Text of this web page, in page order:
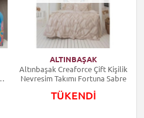
ALTINBAŞAK
Altınbaşak Creaforce Çift Kişilik
Nevresim Takımı Fortuna Sabre
TÜKENDİ